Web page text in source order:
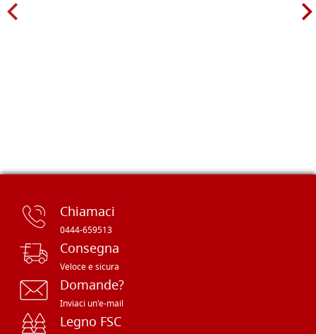
Chiamaci
0444-659513
Consegna
Veloce e sicura
Domande?
Inviaci un'e-mail
Legno FSC